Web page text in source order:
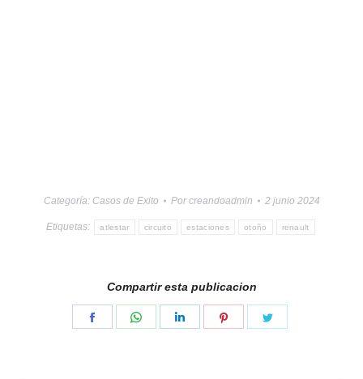
Categoría: Casos de Exito Por creandoadmin 2 junio 2024
Etiquetas: atlestar circuito estaciones otoño renault
Compartir esta publicacion
Share
Share
Share
Share